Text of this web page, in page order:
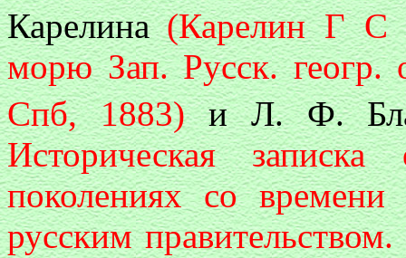
Карелина (Карелин Г С
морю Зап. Русск.
Спб, 1883)и Л. Ф.
Историческая
поколениях со
русским